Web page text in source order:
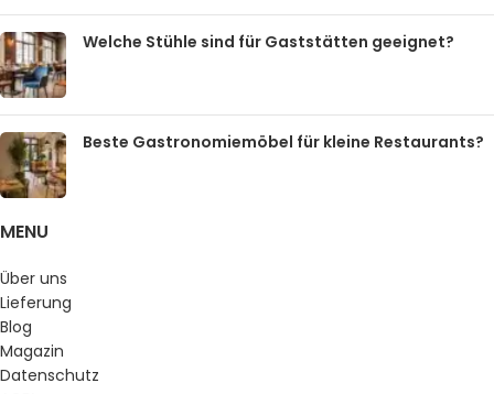
Welche Stühle sind für Gaststätten geeignet?
Beste Gastronomiemöbel für kleine Restaurants?
MENU
Über uns
Lieferung
Blog
Magazin
Datenschutz